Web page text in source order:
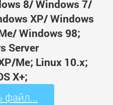
8/ Windows 7/
XP/ Windows
Windows 98;
Server
Me; Linux 10.x;
X+;
файл...